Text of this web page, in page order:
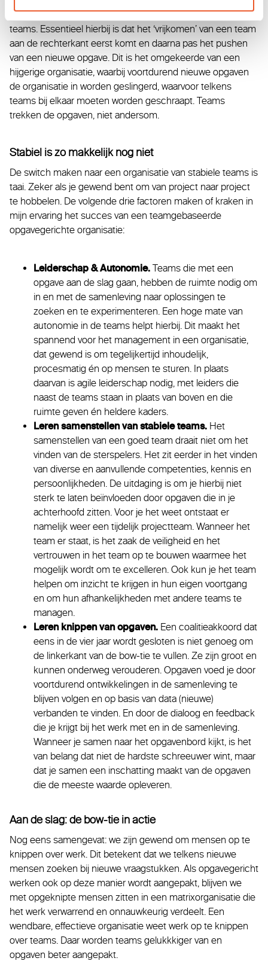
smalle middengedeelte van de strik naar rechts, richting de
teams. Essentieel hierbij is dat het ‘vrijkomen’ van een team
aan de rechterkant eerst komt en daarna pas het pushen
van een nieuwe opgave. Dit is het omgekeerde van een
hijgerige organisatie, waarbij voortdurend nieuwe opgaven
de organisatie in worden geslingerd, waarvoor telkens
teams bij elkaar moeten worden geschraapt. Teams
trekken de opgaven, niet andersom.
Stabiel is zo makkelijk nog niet
De switch maken naar een organisatie van stabiele teams is
taai. Zeker als je gewend bent om van project naar project
te hobbelen. De volgende drie factoren maken of kraken in
mijn ervaring het succes van een teamgebaseerde
opgavegerichte organisatie:
Leiderschap & Autonomie. Teams die met een
opgave aan de slag gaan, hebben de ruimte nodig om
in en met de samenleving naar oplossingen te
zoeken en te experimenteren. Een hoge mate van
autonomie in de teams helpt hierbij. Dit maakt het
spannend voor het management in een organisatie,
dat gewend is om tegelijkertijd inhoudelijk,
procesmatig én op mensen te sturen. In plaats
daarvan is agile leiderschap nodig, met leiders die
naast de teams staan in plaats van boven en die
ruimte geven én heldere kaders.
Leren samenstellen van stabiele teams. Het
samenstellen van een goed team draait niet om het
vinden van de sterspelers. Het zit eerder in het vinden
van diverse en aanvullende competenties, kennis en
persoonlijkheden. De uitdaging is om je hierbij niet
sterk te laten beïnvloeden door opgaven die in je
achterhoofd zitten. Voor je het weet ontstaat er
namelijk weer een tijdelijk projectteam. Wanneer het
team er staat, is het zaak de veiligheid en het
vertrouwen in het team op te bouwen waarmee het
mogelijk wordt om te excelleren. Ook kun je het team
helpen om inzicht te krijgen in hun eigen voortgang
en om hun afhankelijkheden met andere teams te
managen.
Leren knippen van opgaven. Een coalitieakkoord dat
eens in de vier jaar wordt gesloten is niet genoeg om
de linkerkant van de bow-tie te vullen. Ze zijn groot en
kunnen onderweg verouderen. Opgaven voed je door
voortdurend ontwikkelingen in de samenleving te
blijven volgen en op basis van data (nieuwe)
verbanden te vinden. En door de dialoog en feedback
die je krijgt bij het werk met en in de samenleving.
Wanneer je samen naar het opgavenbord kijkt, is het
van belang dat niet de hardste schreeuwer wint, maar
dat je samen een inschatting maakt van de opgaven
die de meeste waarde opleveren.
Aan de slag: de bow-tie in actie
Nog eens samengevat: we zijn gewend om mensen op te
knippen over werk. Dit betekent dat we telkens nieuwe
mensen zoeken bij nieuwe vraagstukken. Als opgavegericht
werken ook op deze manier wordt aangepakt, blijven we
met opgeknipte mensen zitten in een matrixorganisatie die
het werk verwarrend en onnauwkeurig verdeelt. Een
wendbare, effectieve organisatie weet werk op te knippen
over teams. Daar worden teams gelukkkiger van en
opgaven beter aangepakt.